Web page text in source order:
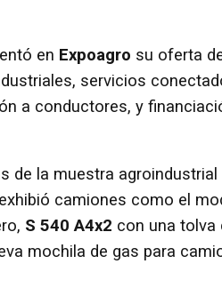
en Expoagro su oferta
servicios
a conductores, y
de la muestra
camiones como el
S 540 A4x2 con una tolva
mochila de gas para